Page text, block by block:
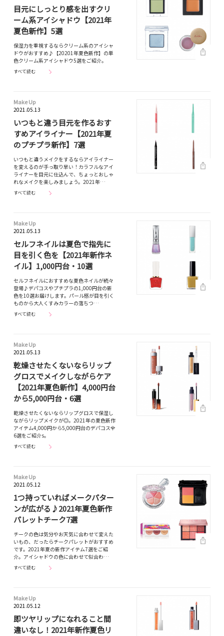
目元にしっとり感を出すクリ
ーム系アイシャドウ【2021年
夏色新作】5選
保湿力を重視するならクリーム系のアイシャ
ドウがおすすめ♪【20201年夏色新作】の単
色クリーム系アイシャドウ5選をご紹介。
すべて読む
Make Up
2021.05.13
いつもと違う目元を作るおす
すめアイライナー【2021年夏
のプチプラ新作】7選
いつもと違うメイクをするならアイライナー
を変えるのが手っ取り早い！カラフルなアイ
ライナーを目元に仕込んで、ちょっとおしゃ
れなメイクを楽しみましょう。2021年…
すべて読む
Make Up
2021.05.13
セルフネイルは夏色で指先に
目を引く色を【2021年新作ネ
イル】1,000円台・10選
セルフネイルにおすすめな夏色ネイルが続々
登場♪デパコスやプチプラの1,000円台の新
色を10選お届けします。パール感が目を引く
ものから大人くすみカラーの落ちつ…
すべて読む
Make Up
2021.05.13
乾燥させたくないならリップ
グロスでメイクしながらケア
【2021年夏色新作】4,000円台
から5,000円台・6選
乾燥させたくないならリップグロスで保湿し
ながらリップメイクが◎。2021年の夏色新作
アイテム4,000円から5,000円台のデパコス全
6選をご紹介s。
すべて読む
Make Up
2021.05.12
1つ持っていればメークパター
ンが広がる♪2021年夏色新作
パレットチーク7選
チークの色は気分やお天気に合わせて変えた
いもの、だったらチークパレットがおすすめ
です。2021年夏の新作アイテム7選をご紹
介。アイシャドウの色に合わせて似合わ…
すべて読む
Make Up
2021.05.12
即ツヤリップになれること間
違いなし！2021年新作夏色リ